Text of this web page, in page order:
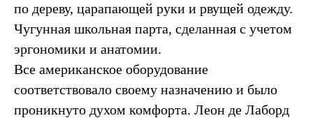
по дереву, царапающей руки и рвущей одежду.
Чугунная школьная парта, сделанная с учетом
эргономики и анатомии.
Все американское оборудование
соответствовало своему назначению и было
проникнуто духом комфорта. Леон де Лаборд